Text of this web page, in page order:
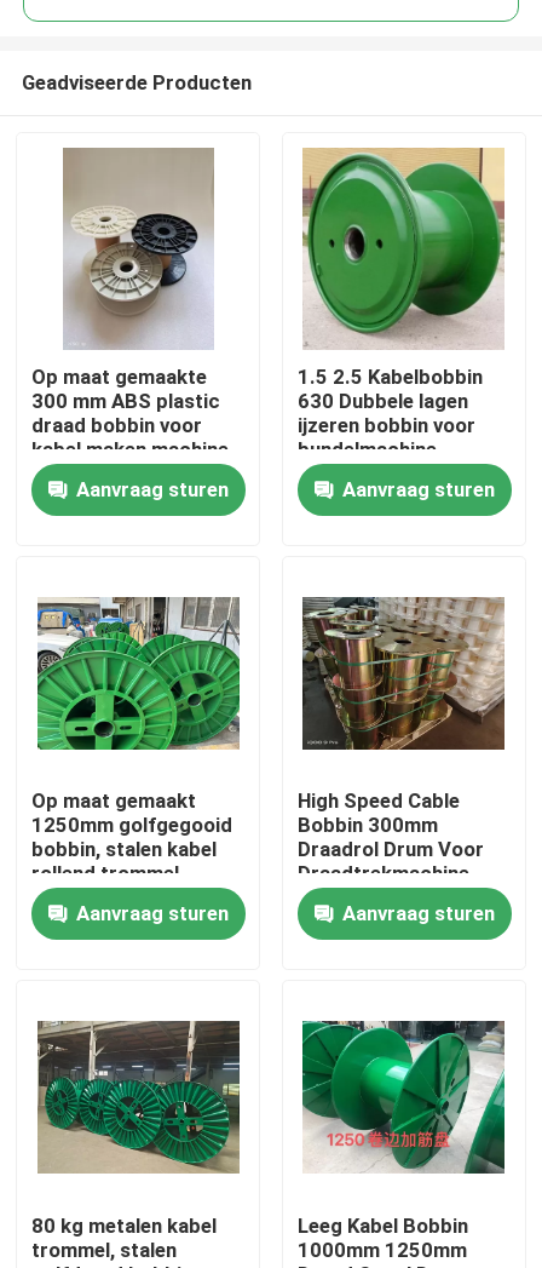
Producten
Video's
Over ons
Fabriekstocht
Neem contact met ons op
Vraag een offerte
Cable Extruder Machine
Draadtrekkers
Geadviseerde Producten
Op maat gemaakte
300 mm ABS plastic
draad bobbin voor
kabel maken machine
Aanvraag sturen
1.5 2.5 Kabelbobbin
630 Dubbele lagen
ijzeren bobbin voor
bundelmachine
Aanvraag sturen
Op maat gemaakt
1250mm golfgegooid
bobbin, stalen kabel
rollend trommel
Aanvraag sturen
High Speed Cable
Bobbin 300mm
Draadrol Drum Voor
Draadtrekmachine
Aanvraag sturen
80 kg metalen kabel
trommel, stalen
Leeg Kabel Bobbin
1000mm 1250mm